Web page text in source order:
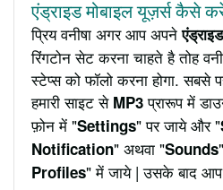
एंड्राइड मोबाइल यूज़र्स कैसे
प्रिय वनीषा अगर आप अपने
रिंगटोन सेट करना चाहते है तोह
स्टेप्स को फॉलो करना होगा. सबसे
हमारी साइट से MP3प्रारूप में
फ़ोन में "Settings" पर जाये और "
Notification" अथवा "Sounds
Profiles" में जाये | उसके बाद